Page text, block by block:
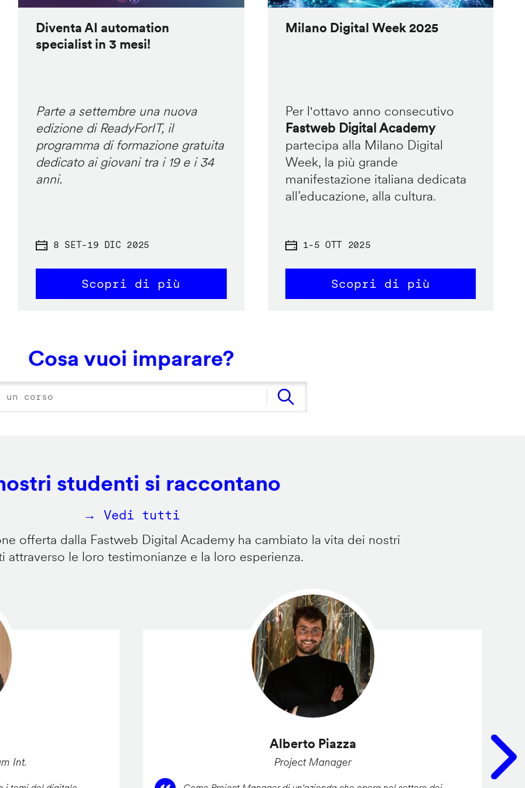
Diventa AI automation
specialist in 3 mesi!
Parte a settembre una nuova
edizione di ReadyForIT, il
programma di formazione gratuita
dedicato ai giovani tra i 19 e i 34
anni.
8 SET-19 DIC 2025
Scopri di più
Milano Digital Week 2025
Per l'ottavo anno consecutivo
Fastweb Digital Academy
partecipa alla Milano Digital
Week, la più grande
manifestazione italiana dedicata
all’educazione, alla cultura.
1-5 OTT 2025
Scopri di più
Cosa vuoi imparare?
studenti si raccontano
→ Vedi tutti
offerta dalla Fastweb Digital Academy ha cambiato la vita dei nostri
attraverso le loro testimonianze e la loro esperienza.
Int.
Alberto Piazza
Project Manager